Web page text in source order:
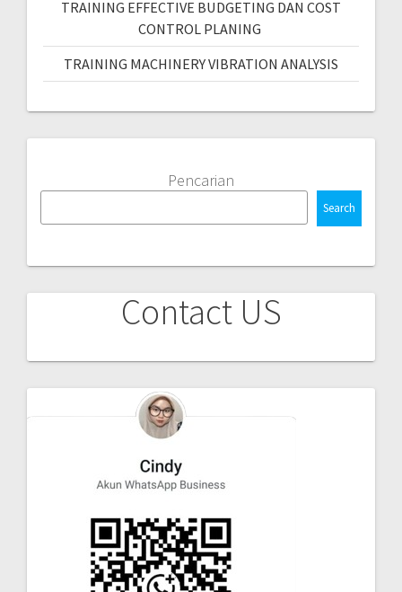
TRAINING EFFECTIVE BUDGETING DAN COST
CONTROL PLANING
TRAINING MACHINERY VIBRATION ANALYSIS
Pencarian
Search
Contact US